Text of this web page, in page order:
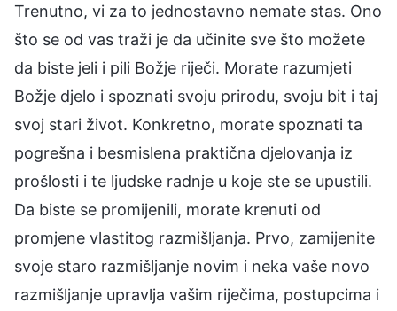
Trenutno, vi za to jednostavno nemate stas. Ono
što se od vas traži je da učinite sve što možete
da biste jeli i pili Božje riječi. Morate razumjeti
Božje djelo i spoznati svoju prirodu, svoju bit i taj
svoj stari život. Konkretno, morate spoznati ta
pogrešna i besmislena praktična djelovanja iz
prošlosti i te ljudske radnje u koje ste se upustili.
Da biste se promijenili, morate krenuti od
promjene vlastitog razmišljanja. Prvo, zamijenite
svoje staro razmišljanje novim i neka vaše novo
razmišljanje upravlja vašim riječima, postupcima i